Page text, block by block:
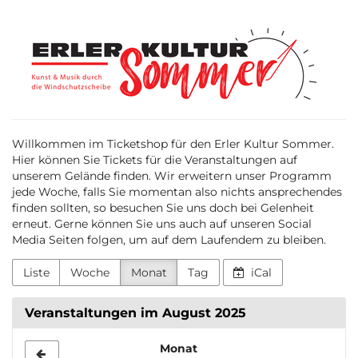
Inhalt
springen
Kultur
Sommer
Willkommen im Ticketshop für den Erler Kultur Sommer.
Hier können Sie Tickets für die Veranstaltungen auf
unserem Gelände finden. Wir erweitern unser Programm
jede Woche, falls Sie momentan also nichts ansprechendes
finden sollten, so besuchen Sie uns doch bei Gelenheit
erneut. Gerne können Sie uns auch auf unseren Social
Media Seiten folgen, um auf dem Laufendem zu bleiben.
Liste Woche Monat Tag iCal
Veranstaltungen im August 2025
Monat